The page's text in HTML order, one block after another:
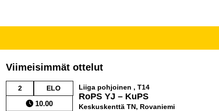
Viimeisimmät ottelut
2 ELO
10.00
Liiga pohjoinen , T14
RoPS YJ – KuPS
Keskuskenttä TN, Rovaniemi